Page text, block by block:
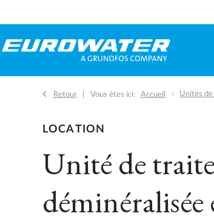
Retour Vous êtes ici: Accueil Unités de
LOCATION
Unité de